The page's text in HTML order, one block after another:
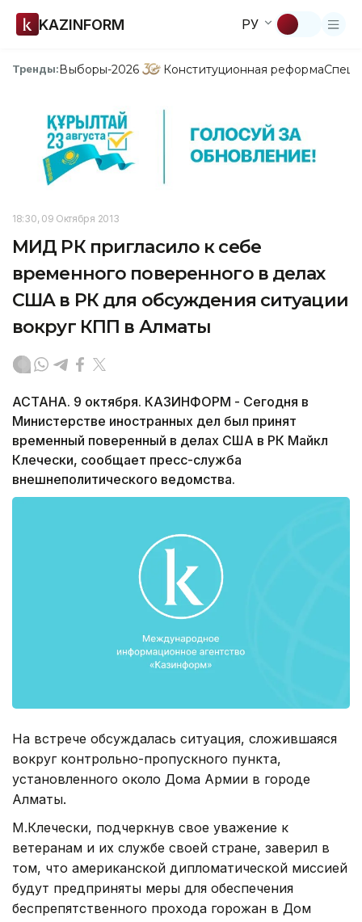
KAZINFORM РУ
Тренды:Выборы-2026 Конституционная реформа
18:30, 09 Октября 2013
МИД РК пригласило к себе
временного поверенного в делах
США в РК для обсуждения ситуации
вокруг КПП в Алматы
АСТАНА. 9 октября. КАЗИНФОРМ - Сегодня в
Министерстве иностранных дел был принят
временный поверенный в делах США в РК Майкл
Клечески, сообщает пресс-служба
внешнеполитического ведомства.
На встрече обсуждалась ситуация, сложившаяся
вокруг контрольно-пропускного пункта,
установленного около Дома Армии в городе
Алматы.
М.Клечески, подчеркнув свое уважение к
ветеранам и их службе своей стране, заверил в
том, что американской дипломатической миссией
будут предприняты меры для обеспечения
беспрепятственного прохода горожан в Дом